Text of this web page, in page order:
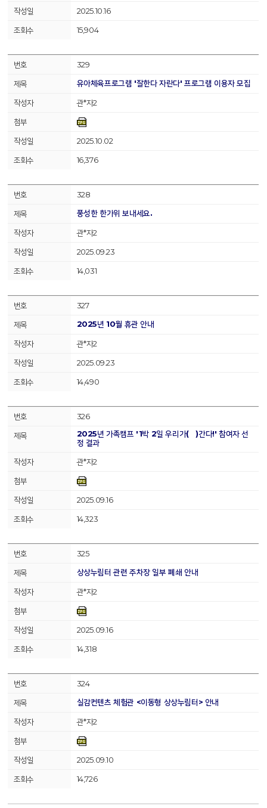
2025.10.16
15,904
329
유아체육프로그램 '잘한다 자란다' 프로그램 이용자 모집
관*자2
2025.10.02
16,376
328
풍성한 한가위 보내세요.
관*자2
2025.09.23
14,031
327
2025년 10월 휴관 안내
관*자2
2025.09.23
14,490
326
2025년 가족캠프 '1박 2일 우리가(家)간다!' 참여자 선
정 결과
관*자2
2025.09.16
14,323
325
상상누림터 관련 주차장 일부 폐쇄 안내
관*자2
2025.09.16
14,318
324
실감컨텐츠 체험관 <이동형 상상누림터> 안내
관*자2
2025.09.10
14,726